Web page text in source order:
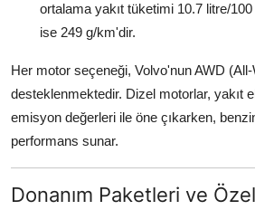
ortalama yakıt tüketimi 10.7 litre/
ise 249 g/km'dir.
Her motor seçeneği, Volvo'nun AWD
desteklenmektedir. Dizel motorlar, yakıt
emisyon değerleri ile öne çıkarken,
performans sunar.
Donanım Paketleri ve